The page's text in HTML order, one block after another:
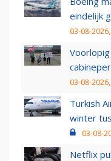
eindelijk
03-08-
03-08-
Turkish
winter
03-08-
Netflix